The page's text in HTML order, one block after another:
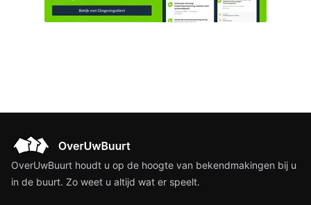
van het Veerpad te Zeewolde.
OverUwBuurt houdt u op de hoogte van bekendmakingen bij u
in de buurt. Zo weet u altijd wat er speelt.